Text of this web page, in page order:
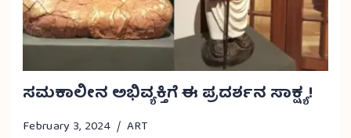
ಸಮಕಾಲೀನ ಅಭಿವ್ಯಕ್ತಿಗೆ ಈ ಪ್ರದರ್ಶನ ಸಾಕ್ಷ್ಯ!
February 3, 2024 ART